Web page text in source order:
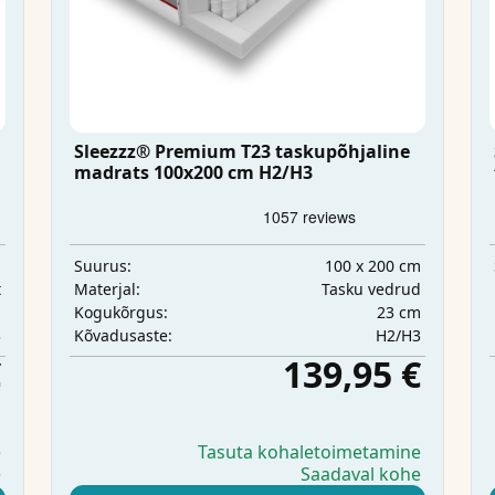
Sleezzz® Premium T23 taskupõhjaline
madrats 100x200 cm H2/H3
Suurus:
100 x 200 cm
Materjal:
Tasku vedrud
Kogukõrgus:
23 cm
Kõvadusaste:
H2/H3
139,95 €
Tasuta kohaletoimetamine
Saadaval kohe